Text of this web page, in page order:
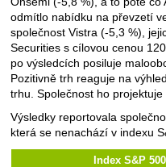
odmítlo nabídku na převzetí
společnost Vistra (-5,3 %),
Securities s cílovou cenou
po výsledcích posiluje
Pozitivně trh reaguje na
trhu. Společnost ho
Výsledky reportovala
která se nenachází v indexu
Index S&P